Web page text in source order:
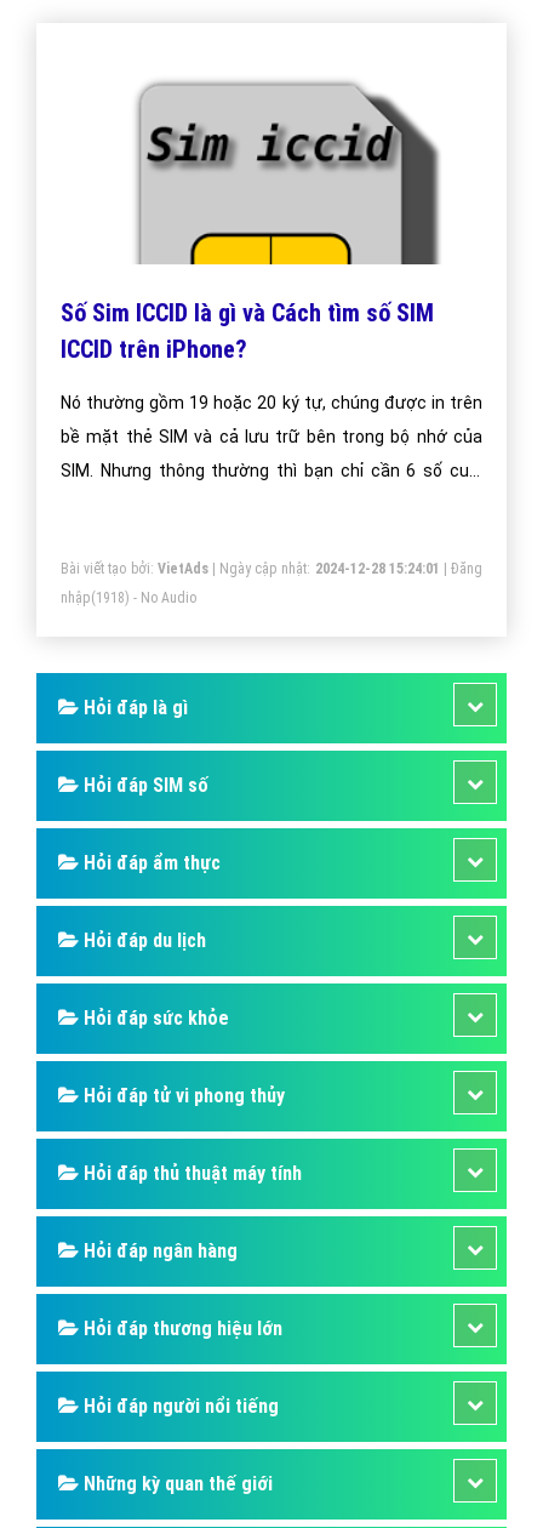
Số Sim ICCID là gì và Cách tìm số SIM
ICCID trên iPhone?
Nó thường gồm 19 hoặc 20 ký tự, chúng được in trên
bề mặt thẻ SIM và cả lưu trữ bên trong bộ nhớ của
SIM. Nhưng thông thường thì bạn chỉ cần 6 số cuối
buộc của hệ thống thông tin liên lạc của thế giới để
phân biệt các thẻ sim với nhau, giống như số Chứng
minh nhân dân, số hộ chiếu vậy. iPhone cũng có IMEI
đó
Bài viết tạo bởi: VietAds| Ngày cập nhật: 2024-12-28 15:24:01 |Đăng
nhập(1918) - No Audio
Hỏi đáp là gì
Hỏi đáp SIM số
Hỏi đáp ẩm thực
Hỏi đáp du lịch
Hỏi đáp sức khỏe
Hỏi đáp tử vi phong thủy
Hỏi đáp thủ thuật máy tính
Hỏi đáp ngân hàng
Hỏi đáp thương hiệu lớn
Hỏi đáp người nổi tiếng
Những kỳ quan thế giới